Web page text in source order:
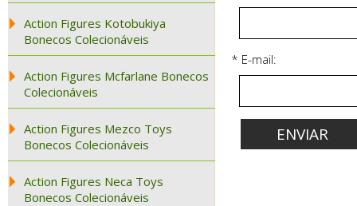
Action Figures Kotobukiya
Bonecos Colecionáveis
Action Figures Mcfarlane Bonecos
Colecionáveis
Action Figures Mezco Toys
Bonecos Colecionáveis
Action Figures Neca Toys
Bonecos Colecionáveis
* E-mail: